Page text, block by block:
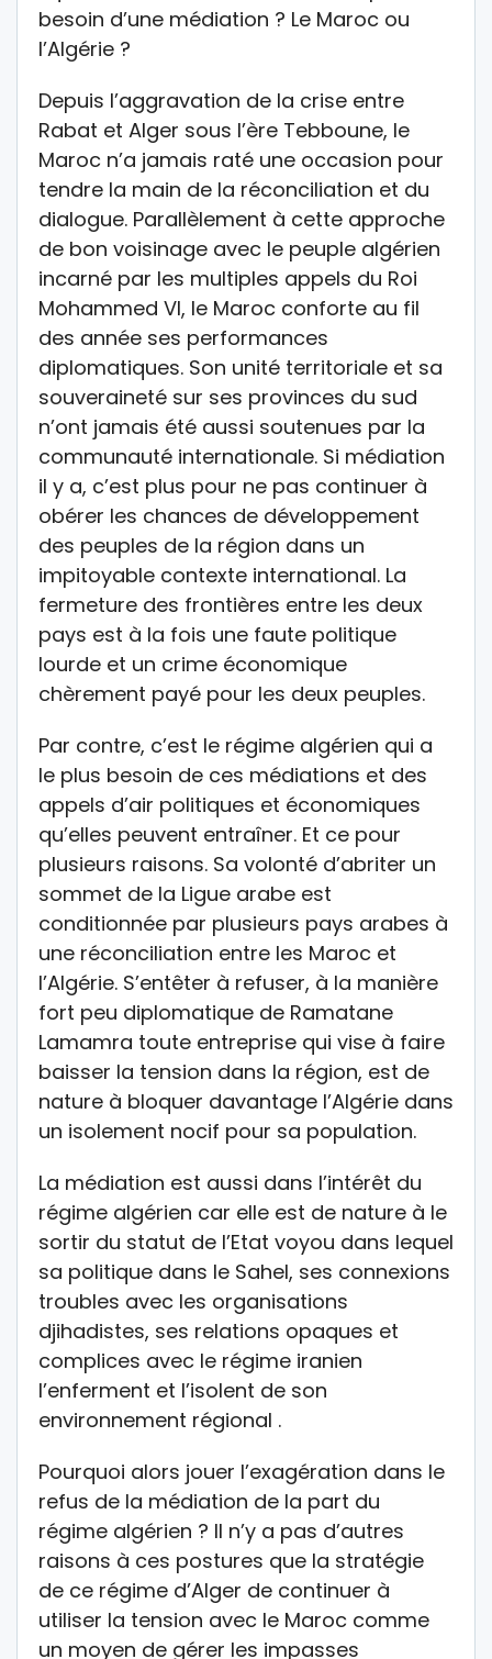
besoin d’une médiation ? Le Maroc ou
l’Algérie ?
Depuis l’aggravation de la crise entre
Rabat et Alger sous l’ère Tebboune, le
Maroc n’a jamais raté une occasion pour
tendre la main de la réconciliation et du
dialogue. Parallèlement à cette approche
de bon voisinage avec le peuple algérien
incarné par les multiples appels du Roi
Mohammed VI, le Maroc conforte au fil
des année ses performances
diplomatiques. Son unité territoriale et sa
souveraineté sur ses provinces du sud
n’ont jamais été aussi soutenues par la
communauté internationale. Si médiation
il y a, c’est plus pour ne pas continuer à
obérer les chances de développement
des peuples de la région dans un
impitoyable contexte international. La
fermeture des frontières entre les deux
pays est à la fois une faute politique
lourde et un crime économique
chèrement payé pour les deux peuples.
Par contre, c’est le régime algérien qui a
le plus besoin de ces médiations et des
appels d’air politiques et économiques
qu’elles peuvent entraîner. Et ce pour
plusieurs raisons. Sa volonté d’abriter un
sommet de la Ligue arabe est
conditionnée par plusieurs pays arabes à
une réconciliation entre les Maroc et
l’Algérie. S’entêter à refuser, à la manière
fort peu diplomatique de Ramatane
Lamamra toute entreprise qui vise à faire
baisser la tension dans la région, est de
nature à bloquer davantage l’Algérie dans
un isolement nocif pour sa population.
La médiation est aussi dans l’intérêt du
régime algérien car elle est de nature à le
sortir du statut de l’Etat voyou dans lequel
sa politique dans le Sahel, ses connexions
troubles avec les organisations
djihadistes, ses relations opaques et
complices avec le régime iranien
l’enferment et l’isolent de son
environnement régional .
Pourquoi alors jouer l’exagération dans le
refus de la médiation de la part du
régime algérien ? Il n’y a pas d’autres
raisons à ces postures que la stratégie
de ce régime d’Alger de continuer à
utiliser la tension avec le Maroc comme
un moyen de gérer les impasses